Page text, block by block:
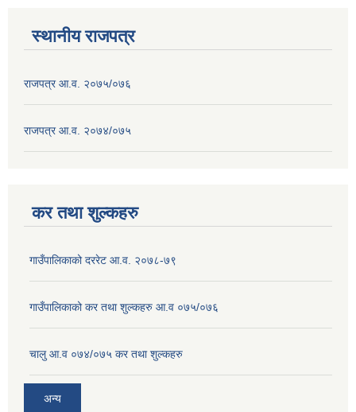
स्थानीय राजपत्र
राजपत्र आ.व. २०७५/०७६
राजपत्र आ.व. २०७४/०७५
कर तथा शुल्कहरु
गाउँपालिकाको दररेट आ.व. २०७८-७९
गाउँपालिकाको कर तथा शुल्कहरु आ.व ०७५/०७६
चालु आ.व ०७४/०७५ कर तथा शुल्कहरु
अन्य